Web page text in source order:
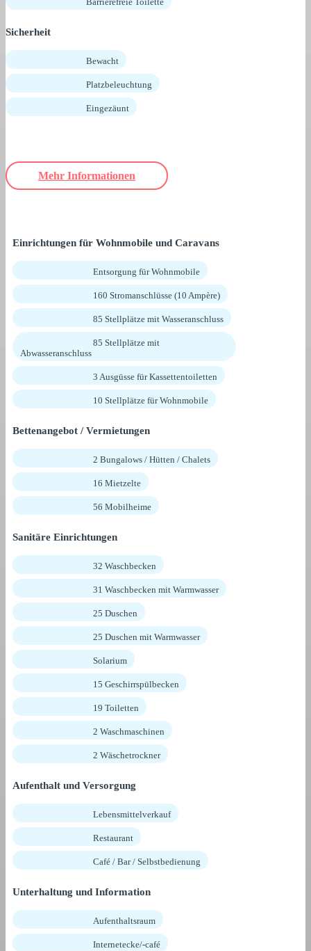
Sicherheit
Bewacht
Platzbeleuchtung
Eingezäunt
Mehr Informationen
Einrichtungen für Wohnmobile und Caravans
Entsorgung für Wohnmobile
160 Stromanschlüsse (10 Ampère)
85 Stellplätze mit Wasseranschluss
85 Stellplätze mit
Abwasseranschluss
3 Ausgüsse für Kassettentoiletten
10 Stellplätze für Wohnmobile
Bettenangebot / Vermietungen
2 Bungalows / Hütten / Chalets
16 Mietzelte
56 Mobilheime
Sanitäre Einrichtungen
32 Waschbecken
31 Waschbecken mit Warmwasser
25 Duschen
25 Duschen mit Warmwasser
Solarium
15 Geschirrspülbecken
19 Toiletten
2 Waschmaschinen
2 Wäschetrockner
Aufenthalt und Versorgung
Lebensmittelverkauf
Restaurant
Café / Bar / Selbstbedienung
Unterhaltung und Information
Aufenthaltsraum
Internetecke/-café